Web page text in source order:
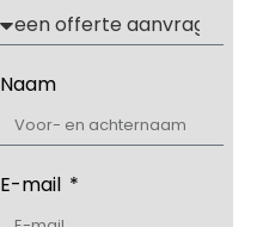
Naam
E-mail